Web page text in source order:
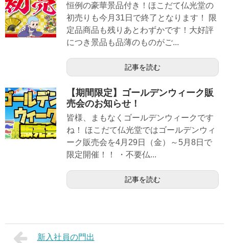
恒例の豪華景品付き！ほこだて仏光堂の
初売りも今月31日で終了となります！ 限
定品商品も残りあとわずかです！大好評
につき景品も品薄のものがご...
記事を読む
【期間限定】ゴールデンウィーク販
売会のお知らせ！
皆様、まもなくゴールデンウィークです
ね！ ほこだて仏光堂ではゴールデンウィ
ーク販売会を4月29日（金）～5月8日で
限定開催！！ ・不要仏...
記事を読む
新入社員の門出